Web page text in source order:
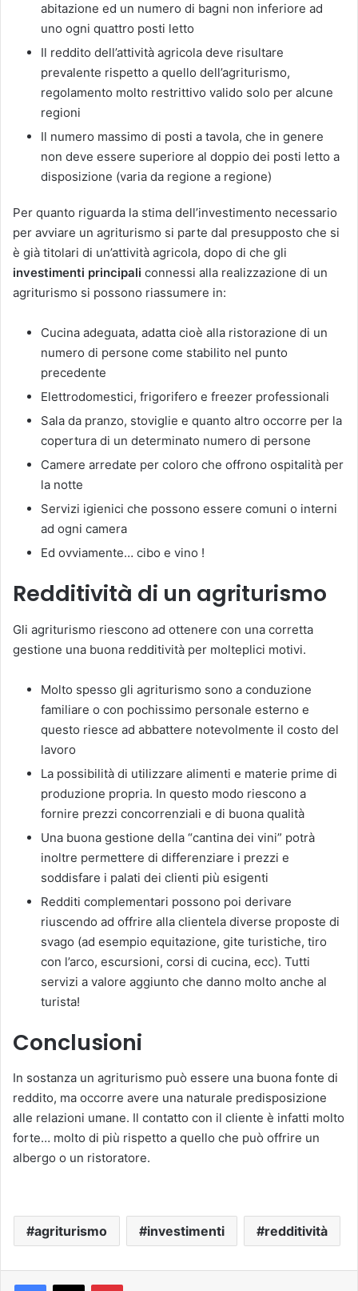
abitazione ed un numero di bagni non inferiore ad
uno ogni quattro posti letto
Il reddito dell’attività agricola deve risultare
prevalente rispetto a quello dell’agriturismo,
regolamento molto restrittivo valido solo per alcune
regioni
Il numero massimo di posti a tavola, che in genere
non deve essere superiore al doppio dei posti letto a
disposizione (varia da regione a regione)
Per quanto riguarda la stima dell’investimento necessario
per avviare un agriturismo si parte dal presupposto che si
è già titolari di un’attività agricola, dopo di che gli
investimenti principali connessi alla realizzazione di un
agriturismo si possono riassumere in:
Cucina adeguata, adatta cioè alla ristorazione di un
numero di persone come stabilito nel punto
precedente
Elettrodomestici, frigorifero e freezer professionali
Sala da pranzo, stoviglie e quanto altro occorre per la
copertura di un determinato numero di persone
Camere arredate per coloro che offrono ospitalità per
la notte
Servizi igienici che possono essere comuni o interni
ad ogni camera
Ed ovviamente… cibo e vino !
Redditività di un agriturismo
Gli agriturismo riescono ad ottenere con una corretta
gestione una buona redditività per molteplici motivi.
Molto spesso gli agriturismo sono a conduzione
familiare o con pochissimo personale esterno e
questo riesce ad abbattere notevolmente il costo del
lavoro
La possibilità di utilizzare alimenti e materie prime di
produzione propria. In questo modo riescono a
fornire prezzi concorrenziali e di buona qualità
Una buona gestione della “cantina dei vini” potrà
inoltre permettere di differenziare i prezzi e
soddisfare i palati dei clienti più esigenti
Redditi complementari possono poi derivare
riuscendo ad offrire alla clientela diverse proposte di
svago (ad esempio equitazione, gite turistiche, tiro
con l’arco, escursioni, corsi di cucina, ecc). Tutti
servizi a valore aggiunto che danno molto anche al
turista!
Conclusioni
In sostanza un agriturismo può essere una buona fonte di
reddito, ma occorre avere una naturale predisposizione
alle relazioni umane. Il contatto con il cliente è infatti molto
forte… molto di più rispetto a quello che può offrire un
albergo o un ristoratore.
agriturismo investimenti redditività
Pinterest